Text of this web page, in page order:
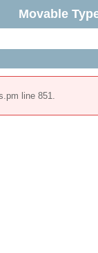
Movable
line 851.